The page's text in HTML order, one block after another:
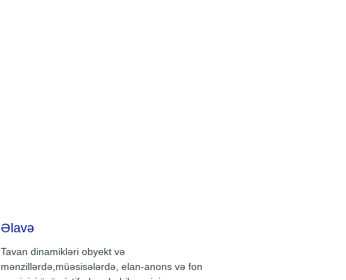
Əlavə
Tavan dinamikləri obyekt və
mənzillərdə,müəsisələrdə, elan-anons və fon